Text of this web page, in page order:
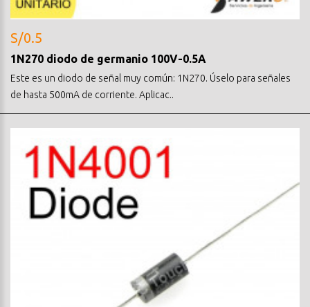
S/0.5
1N270 diodo de germanio 100V-0.5A
Este es un diodo de señal muy común: 1N270. Úselo para señales
de hasta 500mA de corriente. Aplicac..